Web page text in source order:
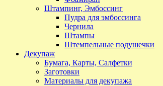
Штампинг, Эмбоссинг
Пудра для эмбоссинга
Чернила
Штампы
Штемпельные подушечки
Декупаж
Бумага, Карты, Салфетки
Заготовки
Материалы для декупажа